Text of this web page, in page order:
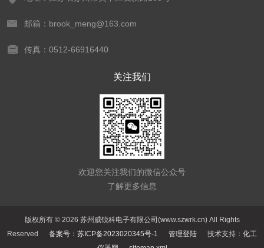
邮箱：brook_meng@163.com
传真：0512-66916440
关注我们
欢迎您关注我们的微信公众号
了解更多信息
版权所有 © 2026 苏州威锐科电子有限公司(www.szwrk.cn) All Rights
Reserved 备案号：苏ICP备2023020345号-1 管理登陆 技术支持： 化工